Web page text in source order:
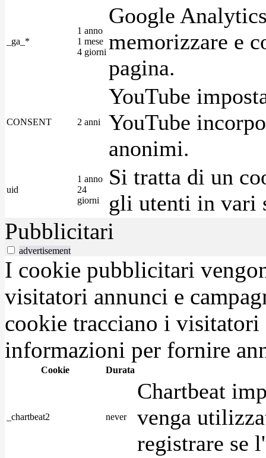
_ga_*
1 anno
1 mese
4 giorni
Google
memorizzare e
pagina.
CONSENT 2 anni
YouTube
YouTube
anonimi.
uid
1 anno
24
giorni
Si tratta di un
gli utenti in vari
Pubblicitari
advertisement
I cookie pubblicitari
visitatori annunci e
cookie tracciano i visitatori
informazioni per fornire
Cookie Durata
_chartbeat2 never
Chartbeat
venga
registrare se